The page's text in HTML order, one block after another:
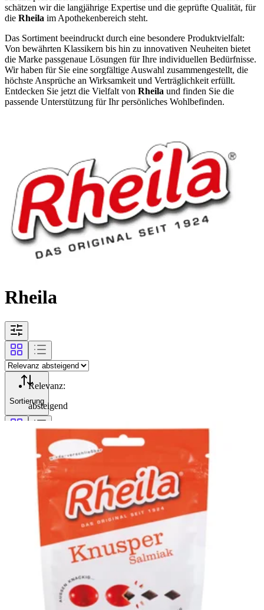
schätzen wir die langjährige Expertise und die geprüfte Qualität, für
die Rheila im Apothekenbereich steht.
Das Sortiment beeindruckt durch eine besondere Produktvielfalt:
Von bewährten Klassikern bis hin zu innovativen Neuheiten bietet
die Marke passgenaue Lösungen für Ihre individuellen Bedürfnisse.
Wir haben für Sie eine sorgfältige Auswahl zusammengestellt, die
höchste Ansprüche an Wirksamkeit und Verträglichkeit erfüllt.
Entdecken Sie jetzt die Vielfalt von Rheila und finden Sie die
passende Unterstützung für Ihr persönliches Wohlbefinden.
Rheila
Sortierung
Relevanz:
absteigend